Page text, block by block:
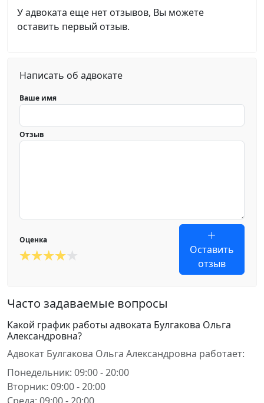
У адвоката еще нет отзывов, Вы можете
оставить первый отзыв.
Написать об адвокате
Ваше имя
Отзыв
Оценка
Оставить
отзыв
Часто задаваемые вопросы
Какой график работы адвоката Булгакова Ольга
Александровна?
Адвокат Булгакова Ольга Александровна работает:
Понедельник: 09:00 - 20:00
Вторник: 09:00 - 20:00